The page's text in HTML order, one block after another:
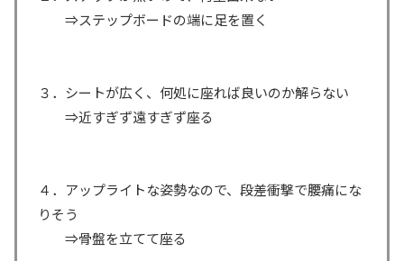
⇒ステップボードの端に足を置く
３．シートが広く、何処に座れば良いのか解らない
⇒近すぎず遠すぎず座る
４．アップライトな姿勢なので、段差衝撃で腰痛にな
りそう
⇒骨盤を立てて座る